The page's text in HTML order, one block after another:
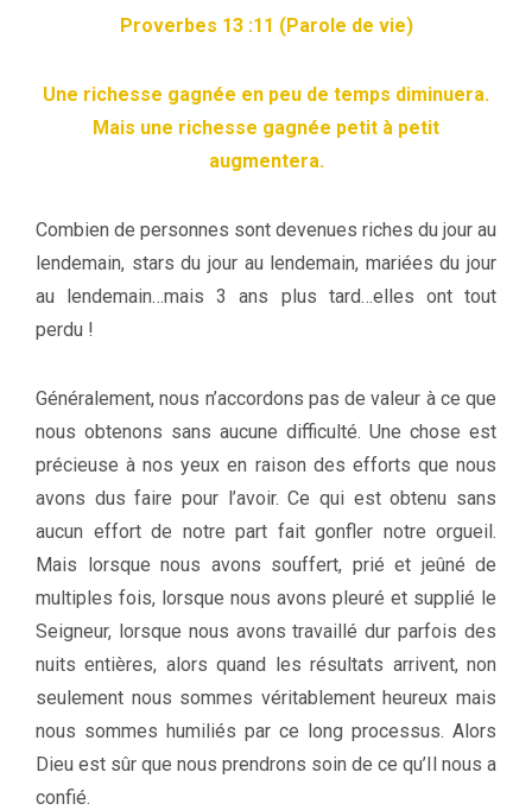
Proverbes 13 :11 (Parole de vie)
Une richesse gagnée en peu de temps diminuera.
Mais une richesse gagnée petit à petit
augmentera.
Combien de personnes sont devenues riches du jour au
lendemain, stars du jour au lendemain, mariées du jour
au lendemain…mais 3 ans plus tard…elles ont tout
perdu !
Généralement, nous n’accordons pas de valeur à ce que
nous obtenons sans aucune difficulté. Une chose est
précieuse à nos yeux en raison des efforts que nous
avons dus faire pour l’avoir. Ce qui est obtenu sans
aucun effort de notre part fait gonfler notre orgueil.
Mais lorsque nous avons souffert, prié et jeûné de
multiples fois, lorsque nous avons pleuré et supplié le
Seigneur, lorsque nous avons travaillé dur parfois des
nuits entières, alors quand les résultats arrivent, non
seulement nous sommes véritablement heureux mais
nous sommes humiliés par ce long processus. Alors
Dieu est sûr que nous prendrons soin de ce qu’Il nous a
confié.